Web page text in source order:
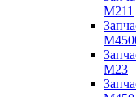
M211
M23